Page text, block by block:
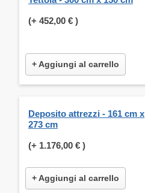
(+ 452,00 € )
+ Aggiungi al carrello
Deposito attrezzi - 161 cm x
273 cm
(+ 1.176,00 € )
+ Aggiungi al carrello